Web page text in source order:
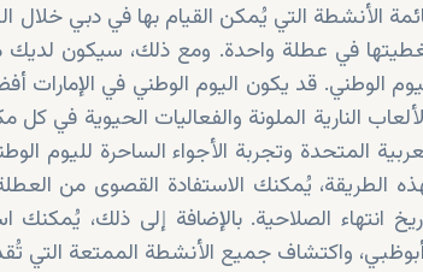
الأنشطة التي يُمكن القيام بها في دبي خلال
في عطلة واحدة. ومع ذلك، سيكون
الوطني. قد يكون اليوم الوطني في الإمارات
النارية الملونة والفعاليات الحيوية في
المتحدة وتجربة الأجواء الساحرة لليوم
الطريقة، يُمكنك الاستفادة القصوى من
انتهاء الصلاحية. بالإضافة إلى ذلك،
واكتشاف جميع الأنشطة الممتعة التي